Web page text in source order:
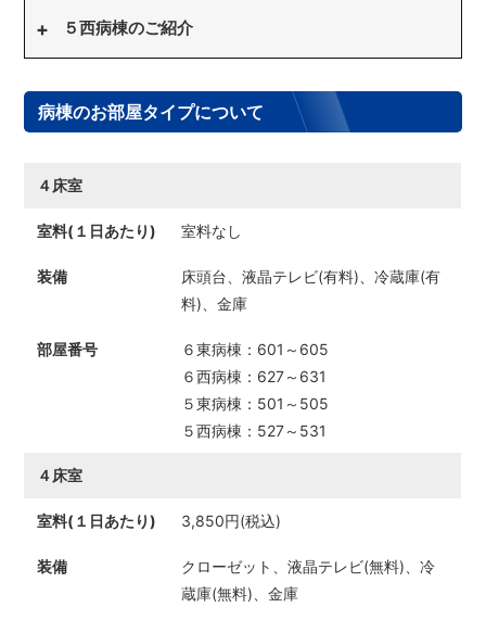
５西病棟のご紹介
病棟のお部屋タイプについて
４床室
室料なし
床頭台、液晶テレビ(有料)、冷蔵庫(有
料)、金庫
６東病棟：601～605
６西病棟：627～631
５東病棟：501～505
５西病棟：527～531
４床室
3,850円(税込)
クローゼット、液晶テレビ(無料)、冷
蔵庫(無料)、金庫